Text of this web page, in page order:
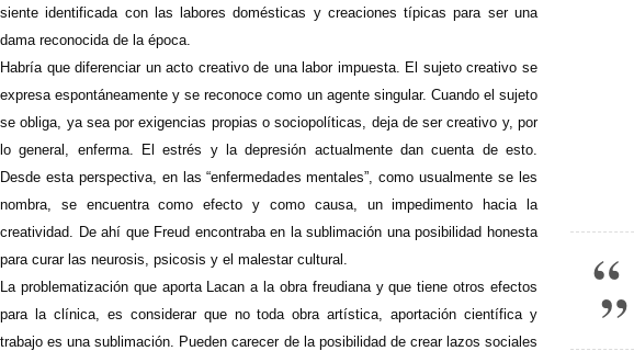
siente identificada con las labores domésticas y creaciones típicas para ser una
dama reconocida de la época.
Habría que diferenciar un acto creativo de una labor impuesta. El sujeto creativo se
expresa espontáneamente y se reconoce como un agente singular. Cuando el sujeto
se obliga, ya sea por exigencias propias o sociopolíticas, deja de ser creativo y, por
lo general, enferma. El estrés y la depresión actualmente dan cuenta de esto.
Desde esta perspectiva, en las “enfermedades mentales”, como usualmente se les
nombra, se encuentra como efecto y como causa, un impedimento hacia la
creatividad. De ahí que Freud encontraba en la sublimación una posibilidad honesta
para curar las neurosis, psicosis y el malestar cultural.
La problematización que aporta Lacan a la obra freudiana y que tiene otros efectos
para la clínica, es considerar que no toda obra artística, aportación científica y
trabajo es una sublimación. Pueden carecer de la posibilidad de crear lazos sociales